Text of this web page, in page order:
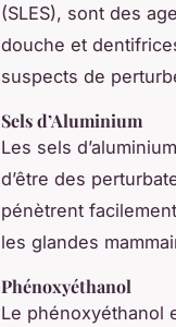
(SLES), sont des
douche et
suspects de
Sels d’Aluminium
Les sels
d’être des
pénètrent
les glandes
Phénoxyéthanol
Le phénoxyéthanol